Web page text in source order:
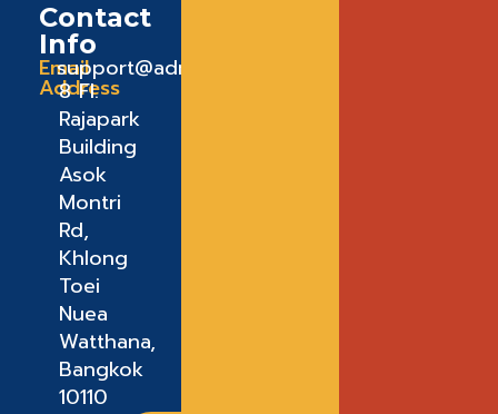
Contact
Info
Email
support@admeadme.co
Address
8 FI.
Rajapark
Building
Asok
Montri
Rd,
Khlong
Toei
Nuea
Watthana,
Bangkok
10110